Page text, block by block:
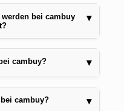
bei cambuy
▾
cambuy? ▾
cambuy? ▾